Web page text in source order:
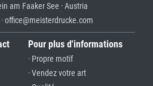
am Faaker See · Austria
office@meisterdrucke.com
Pour plus d'informations
· Propre motif
· Vendez votre art